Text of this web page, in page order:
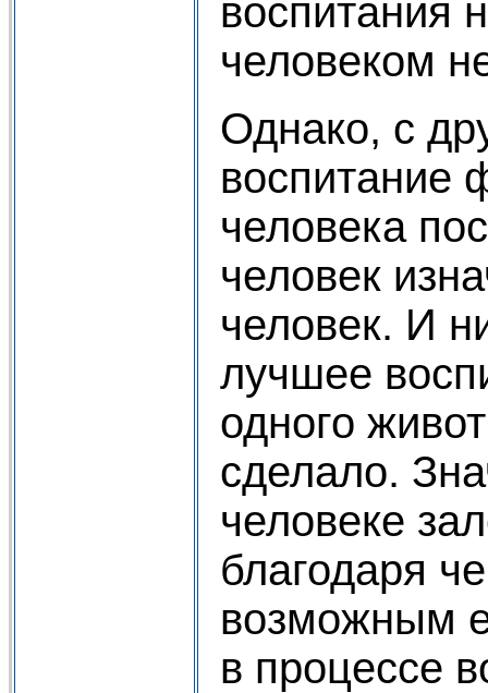
воспитания
человеком
Однако, с
воспитание
человека
человек
человек. И
лучшее
одного
сделало.
человеке
благодаря
возможным
в процессе